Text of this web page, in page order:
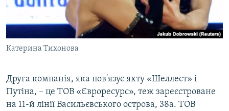
Катерина Тихонова
Друга компанія, яка пов'язує яхту «Шеллест» і
Путіна, – це ТОВ «Євроресурс», теж зареєстроване
на 11-й лінії Васильєвського острова, 38а. ТОВ